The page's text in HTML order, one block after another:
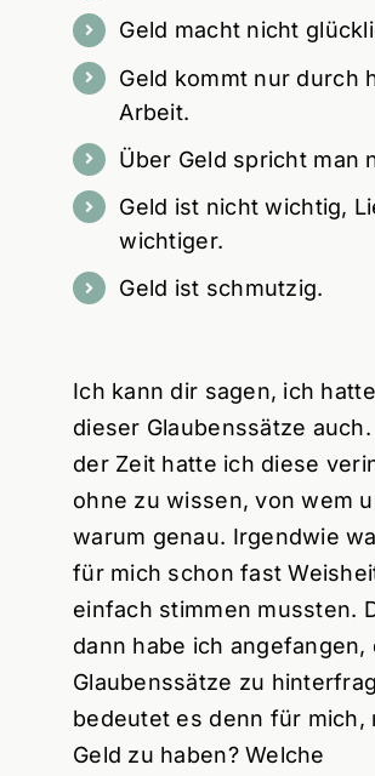
Geld macht nicht
Geld kommt nur durch
Arbeit.
Über Geld spricht man
Geld ist nicht wichtig,
wichtiger.
Geld ist schmutzig.
Ich kann dir sagen, ich
dieser Glaubenssätze
der Zeit hatte ich diese
ohne zu wissen, von wem
warum genau. Irgendwie
für mich schon fast
einfach stimmen mussten.
dann habe ich angefangen,
Glaubenssätze zu
bedeutet es denn für mich,
Geld zu haben? Welche